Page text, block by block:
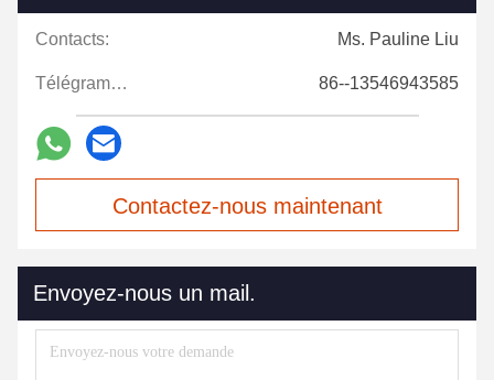
Contacts: Ms. Pauline Liu
Télégramme: 86--13546943585
Contactez-nous maintenant
Envoyez-nous un mail.